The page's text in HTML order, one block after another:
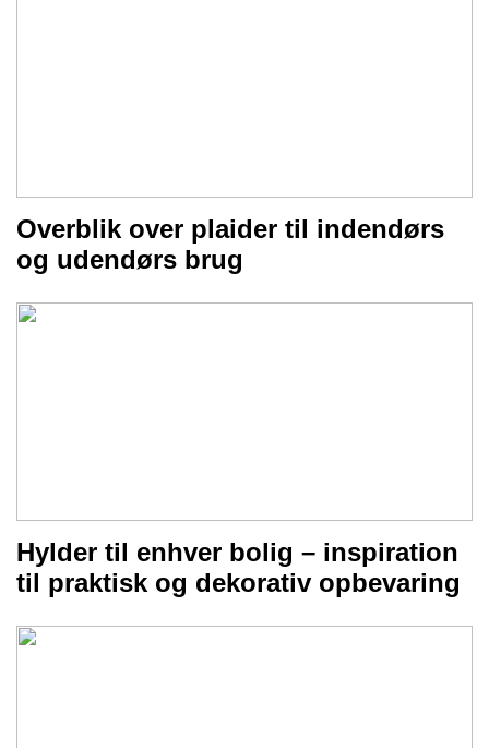
Overblik over plaider til indendørs
og udendørs brug
Hylder til enhver bolig – inspiration
til praktisk og dekorativ opbevaring